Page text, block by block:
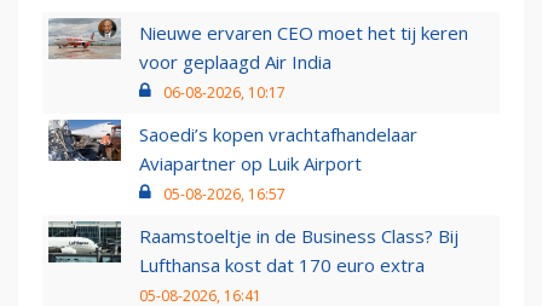
Nieuwe ervaren CEO moet het tij keren
voor geplaagd Air India
06-08-2026, 10:17
Saoedi’s kopen vrachtafhandelaar
Aviapartner op Luik Airport
05-08-2026, 16:57
Raamstoeltje in de Business Class? Bij
Lufthansa kost dat 170 euro extra
05-08-2026, 16:41